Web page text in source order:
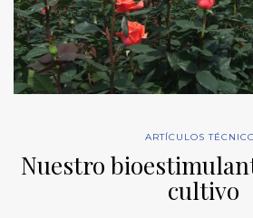
ARTÍCULOS
Nuestro
cultivo